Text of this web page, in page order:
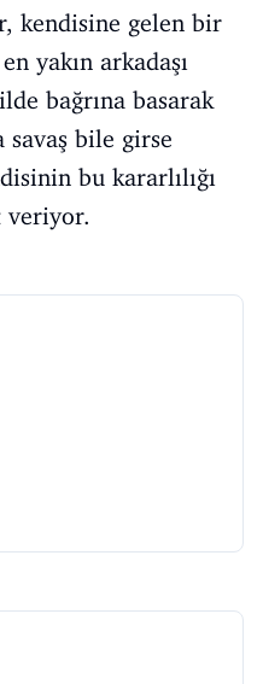
kendisine gelen bir
yakın arkadaşı
bağrına basarak
savaş bile girse
bu kararlılığı
veriyor.